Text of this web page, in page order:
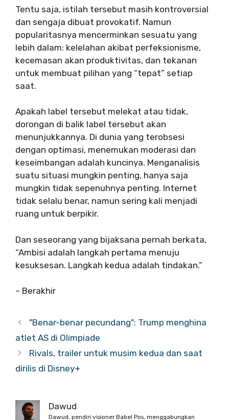
Tentu saja, istilah tersebut masih kontroversial
dan sengaja dibuat provokatif. Namun
popularitasnya mencerminkan sesuatu yang
lebih dalam: kelelahan akibat perfeksionisme,
kecemasan akan produktivitas, dan tekanan
untuk membuat pilihan yang “tepat” setiap
saat.
Apakah label tersebut melekat atau tidak,
dorongan di balik label tersebut akan
menunjukkannya. Di dunia yang terobsesi
dengan optimasi, menemukan moderasi dan
keseimbangan adalah kuncinya. Menganalisis
suatu situasi mungkin penting, hanya saja
mungkin tidak sepenuhnya penting. Internet
tidak selalu benar, namun sering kali menjadi
ruang untuk berpikir.
Dan seseorang yang bijaksana pernah berkata,
“Ambisi adalah langkah pertama menuju
kesuksesan. Langkah kedua adalah tindakan.”
– Berakhir
"Benar-benar pecundang": Trump menghina
atlet AS di Olimpiade
Rivals, trailer untuk musim kedua dan saat
dirilis di Disney+
Dawud
Dawud, pendiri visioner Babel Pos, menggabungkan